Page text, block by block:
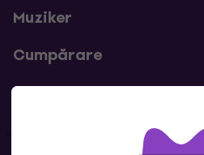
Muziker
Cumpărare
Linkuri utile